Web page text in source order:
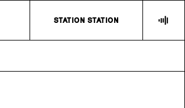
STATION STATION